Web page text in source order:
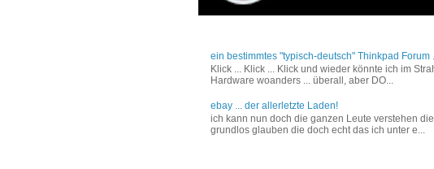
ein bestimmtes "typisch-deutsch" Thinkpad Forum ...
Klick ... Klick ... Klick und wieder könnte ich im
Hardware woanders ... überall, aber DO...
ebay ... der allerletzte Laden!
ich kann nun doch die ganzen Leute verstehen
grundlos glauben die doch echt das ich unter e...